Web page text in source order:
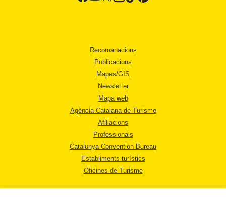
Recomanacions
Publicacions
Mapes/GIS
Newsletter
Mapa web
Agència Catalana de Turisme
Afiliacions
Professionals
Catalunya Convention Bureau
Establiments turístics
Oficines de Turisme